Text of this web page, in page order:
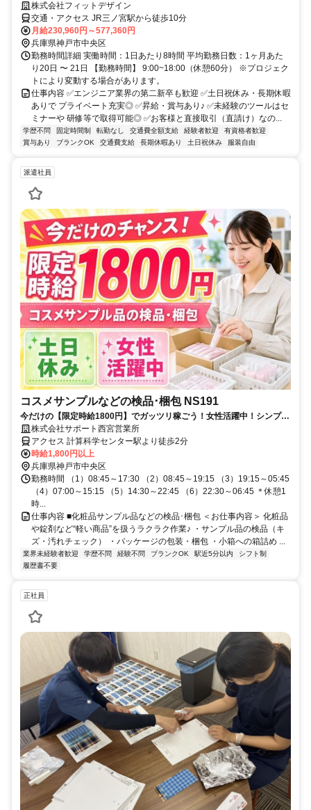
株式会社フィットデザイン
交通・アクセス JR三ノ宮駅から徒歩10分
月給230,960円～577,360円
兵庫県神戸市中央区
勤務時間詳細 実働時間：1日あたり8時間 平均勤務日数：1ヶ月あた
り20日 〜 21日 【勤務時間】 9:00~18:00（休憩60分） ※プロジェク
トにより変動する場合があります。
仕事内容 ✅エンジニア業界の第二新卒も歓迎 ✅土日祝休み・長期休暇
ありで プライベート充実◎ ✅昇給・賞与あり♪ ✅未経験のツールはセ
ミナーや 研修等で取得可能◎ ✅お客様と直接取引（直請け）なの...
学歴不問 固定時間制 転勤なし 交通費全額支給 経験者歓迎
有資格者歓迎
賞与あり
ブランクOK 交通費支給 長期休暇あり 土日祝休み 服装自由
派遣社員
コスメサンプルなどの検品･梱包 NS191
今だけの【限定時給1800円】でガッツリ稼ごう！女性活躍中！シンプル
作業♪＜土曜・日曜休み＞
株式会社サポート西宮営業所
アクセス 計算科学センター駅より徒歩2分
時給1,800円以上
兵庫県神戸市中央区
勤務時間 （1）08:45～17:30 （2）08:45～19:15 （3）19:15～05:45
（4）07:00～15:15 （5）14:30～22:45 （6）22:30～06:45 ＊休憩1
時...
仕事内容 ■化粧品サンプル品などの検品･梱包 ＜お仕事内容＞ 化粧品
や錠剤など“軽い商品”を扱うラクラク作業♪ ・サンプル品の検品（キ
ズ・汚れチェック） ・パッケージの包装・梱包 ・小箱への箱詰め ...
業界未経験者歓迎 学歴不問 経験不問 ブランクOK 駅近5分以内
シフト制
履歴書不要
正社員